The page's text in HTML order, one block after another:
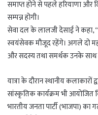
समाप्त होने से पहले हरियाणा और
सम्पन्न होगी।
सेवा दल के लालजी देसाई ने कहा,
स्वयंसेवक मौजूद रहेंगे। अगले दो
और सदस्य तथा समर्थक उनके साथ
यात्रा के दौरान स्थानीय कलाकारों
सांस्कृतिक कार्यक्रम भी
भारतीय जनता पार्टी (भाजपा) का